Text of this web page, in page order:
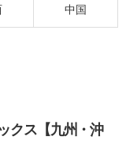
中国
クス【九州・沖